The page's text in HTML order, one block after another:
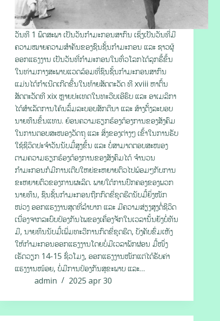
ວັນທີ 1 ພຶດສະພາ ເປັນວັນກຳມະກອນສາກົນ ເຊິ່ງເປັນວັນທີ່ມີ
ຄວາມໝາຍຄວາມສຳຄັນຂອງຊົນຊັ້ນກຳມະກອນ ແລະ ຊາວຜູ້
ອອກແຮງງານ ເປັນວັນທີ່ກຳມະກອນໃນທົ່ວໂລກໄດ້ລຸກຮື້ຂຶ້ນ
ໃນທ່າມກາງສະພາບແວດລ້ອມທີ່ຊົນຊັ້ນກຳມະກອນສາກົນ
ແມ່ນໄດ້ກໍາເນີດເກີດຂື້ນໃນທ້າຍສັດຕະວັດ ທີ xviii ຫາຕົ້ນ
ສັດຕະວັດທີ xix ຫຼາຍປະເທດໃນທະວີບເອີຣົບ ແລະ ອາເມລິກາ
ໄດ້ສຳເລັດການໂຄ້ນລົ້ມລະບອບສັກດີນາ ແລະ ສ້າງຕັ້ງລະບອບ
ນາຍທຶນຂຶ້ນແທນ. ຍ້ອນຄວາມຮຽກຮ້ອງຕ້ອງການຂອງສັງຄົມ
ໃນການຕອບສະໜອງວັດຖຸ ແລະ ສິ່ງຂອງຕ່າງໆ ເຂົ້າໃນການຮັບ
ໃຊ້ຊີວິດປະຈຳວັນນັບມື້ສູງຂຶ້ນ ແລະ ບໍ່ສາມາດຕອບສະໜອງ
ຕາມຄວາມຮຽກຮ້ອງຕ້ອງການຂອງສັງຄົມໄດ້ ຈຳນວນ
ກຳມະກອນກໍມີການເຕີບໃຫຍ່ຂະຫຍາຍຕົວໄປພ້ອມໆກັບການ
ຂະຫຍາຍຕົວຂອງການຜະລິດ. ພາຍໃຕ້ການປົກຄອງຂອງພວກ
ນາຍທຶນ, ຊົນຊັ້ນກຳມະກອນຖືກກົດຂີ່ຂູດຮີດນັບມື້ຍິ່ງໜັກ
ໜ່ວງ ອອກແຮງງານສຸດທີ່ລຳບາກ ແລະ ມີຄວາມສ່ຽງສູງຕໍ່ຊີວິດ
ເນື່ອງຈາກລະບົບປ້ອງກັນໄພຂອງເຄື່ອງຈັກໃນເວລານັ້ນຍັງບໍ່ທັນ
ມີ, ນາຍທຶນນັບມື້ເພີ່ມທະວີການກົດຂີ່ຂູດຮີດ, ບັງຄັບຂົ່ມເຫັງ
ໃຫ້ກຳມະກອນອອກແຮງງານໂດຍບໍ່ມີເວລາພັກຜ່ອນ ມື້ໜຶ່ງ
ເຮັດວຽກ 14-15 ຊົ່ວໂມງ, ອອກແຮງງານໜັກແຕ່ໄດ້ຮັບຄ່າ
ແຮງງານໜ້ອຍ, ບໍ່ມີການປ້ອງກັນສຸຂະພາບ ແລະ…
admin
2025 apr 30